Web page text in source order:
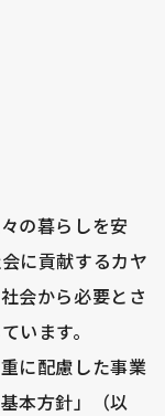
の暮らしを安
に貢献するカヤ
会から必要とさ
います。
に配慮した事業
本方針」（以